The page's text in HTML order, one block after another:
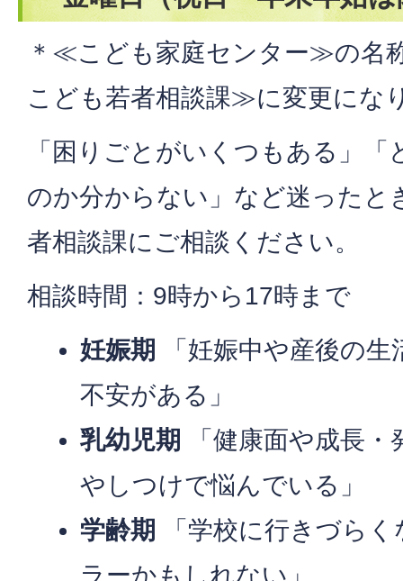
＊≪こども家庭センター≫の名
こども若者相談課≫に変更にな
「困りごとがいくつもある」
のか分からない」など迷ったと
者相談課にご相談ください。
相談時間：9時から17時まで
妊娠期
「妊娠中や産後の
不安がある」
乳幼児期
「健康面や成長
やしつけで悩んでいる」
学齢期
「学校に行きづら
ラーかもしれない」